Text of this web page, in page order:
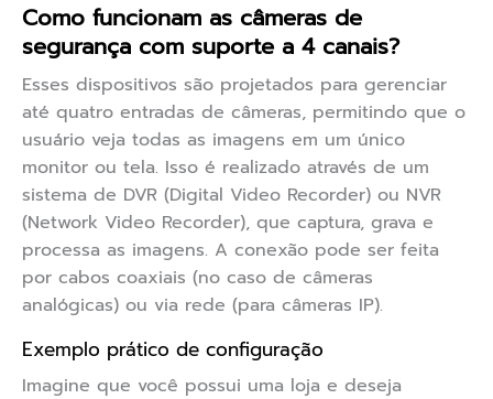
Como funcionam as câmeras de
segurança com suporte a 4 canais?
Esses dispositivos são projetados para gerenciar
até quatro entradas de câmeras, permitindo que o
usuário veja todas as imagens em um único
monitor ou tela. Isso é realizado através de um
sistema de DVR (Digital Video Recorder) ou NVR
(Network Video Recorder), que captura, grava e
processa as imagens. A conexão pode ser feita
por cabos coaxiais (no caso de câmeras
analógicas) ou via rede (para câmeras IP).
Exemplo prático de configuração
Imagine que você possui uma loja e deseja